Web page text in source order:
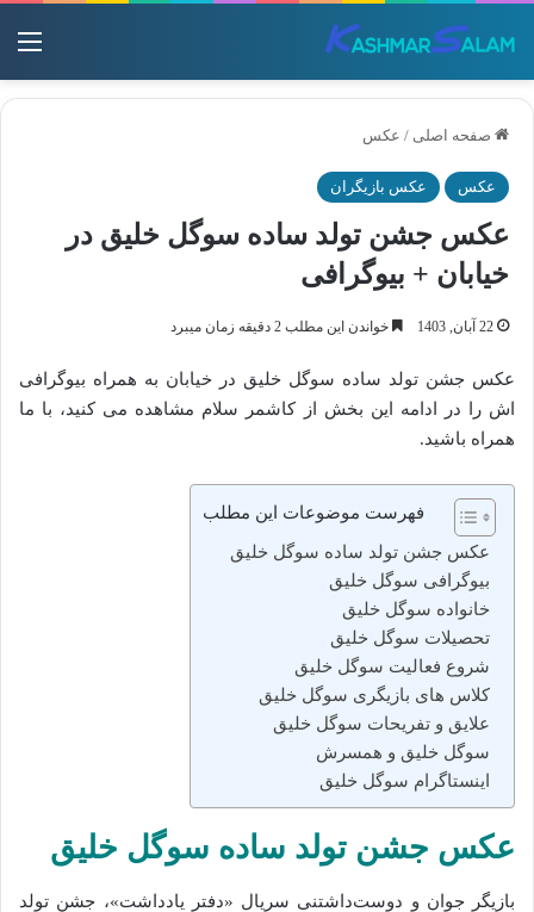
صفحه اصلی / عکس
عکس عکس بازیگران
عکس جشن تولد ساده سوگل خلیق در
خیابان + بیوگرافی
22 آبان, 1403 خواندن این مطلب 2 دقیقه زمان میبرد
عکس جشن تولد ساده سوگل خلیق در خیابان به همراه بیوگرافی
اش را در ادامه این بخش از کاشمر سلام مشاهده می کنید، با ما
همراه باشید.
فهرست موضوعات این مطلب
عکس جشن تولد ساده سوگل خلیق
بیوگرافی سوگل خلیق
خانواده سوگل خلیق
تحصیلات سوگل خلیق
شروع فعالیت سوگل خلیق
کلاس های بازیگری سوگل خلیق
علایق و تفریحات سوگل خلیق
سوگل خلیق و همسرش
اینستاگرام سوگل خلیق
عکس جشن تولد ساده سوگل خلیق
بازیگر جوان و دوست‌داشتنی سریال «دفتر یادداشت»، جشن تولد